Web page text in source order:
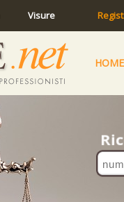
Visure
HOME